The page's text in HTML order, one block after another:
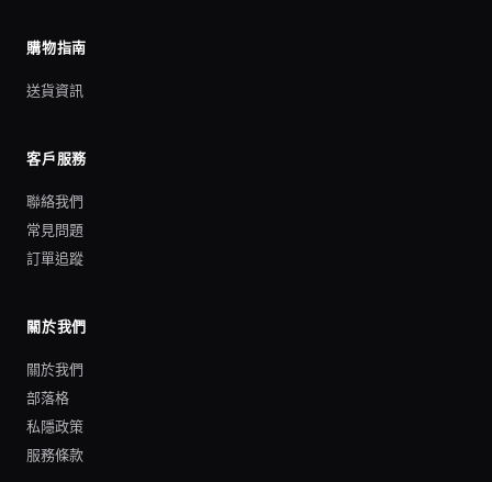
購物指南
送貨資訊
客戶服務
聯絡我們
常見問題
訂單追蹤
關於我們
關於我們
部落格
私隱政策
服務條款